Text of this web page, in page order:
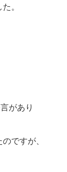
。
があり
ですが、